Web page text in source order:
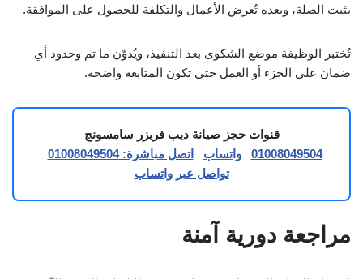
يثبت الصلة، وبعده تُعرض الأعمال والتكلفة للحصول على الموافقة.
تُختبر الوظيفة موضع الشكوى بعد التنفيذ، ويُدوّن ما تم وحدود أي
ضمان على الجزء أو العمل حتى تكون المتابعة واضحة.
قنوات حجز صيانة ديب فريزر سامسونج
01008049504
واتساب
اتصل مباشرة: 01008049504
تواصل عبر واتساب
مراجعة دورية آمنة